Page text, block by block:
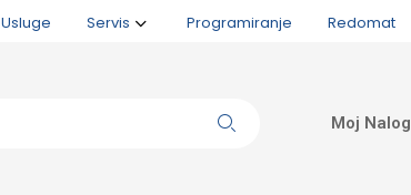
Usluge Servis Programiranje Redomat
Moj Nalog